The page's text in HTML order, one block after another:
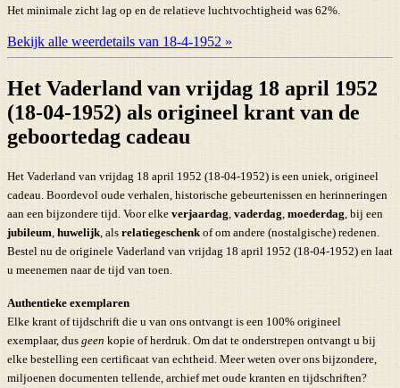
Het minimale zicht lag op en de relatieve luchtvochtigheid was 62%.
Bekijk alle weerdetails van 18-4-1952 »
Het Vaderland van vrijdag 18 april 1952
(18-04-1952) als origineel krant van de
geboortedag cadeau
Het Vaderland van vrijdag 18 april 1952 (18-04-1952) is een uniek, origineel
cadeau. Boordevol oude verhalen, historische gebeurtenissen en herinneringen
aan een bijzondere tijd. Voor elke verjaardag, vaderdag, moederdag, bij een
jubileum, huwelijk, als relatiegeschenkof om andere (nostalgische) redenen.
Bestel nu de originele Vaderland van vrijdag 18 april 1952 (18-04-1952) en laat
u meenemen naar de tijd van toen.
Authentieke exemplaren
Elke krant of tijdschrift die u van ons ontvangt is een 100% origineel
exemplaar, dus geen kopie of herdruk. Om dat te onderstrepen ontvangt u bij
elke bestelling een certificaat van echtheid. Meer weten over ons bijzondere,
miljoenen documenten tellende, archief met oude kranten en tijdschriften?